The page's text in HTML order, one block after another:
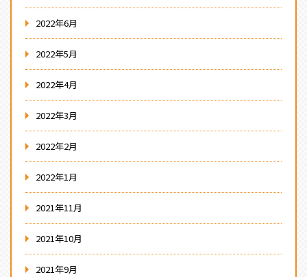
2022年6月
2022年5月
2022年4月
2022年3月
2022年2月
2022年1月
2021年11月
2021年10月
2021年9月